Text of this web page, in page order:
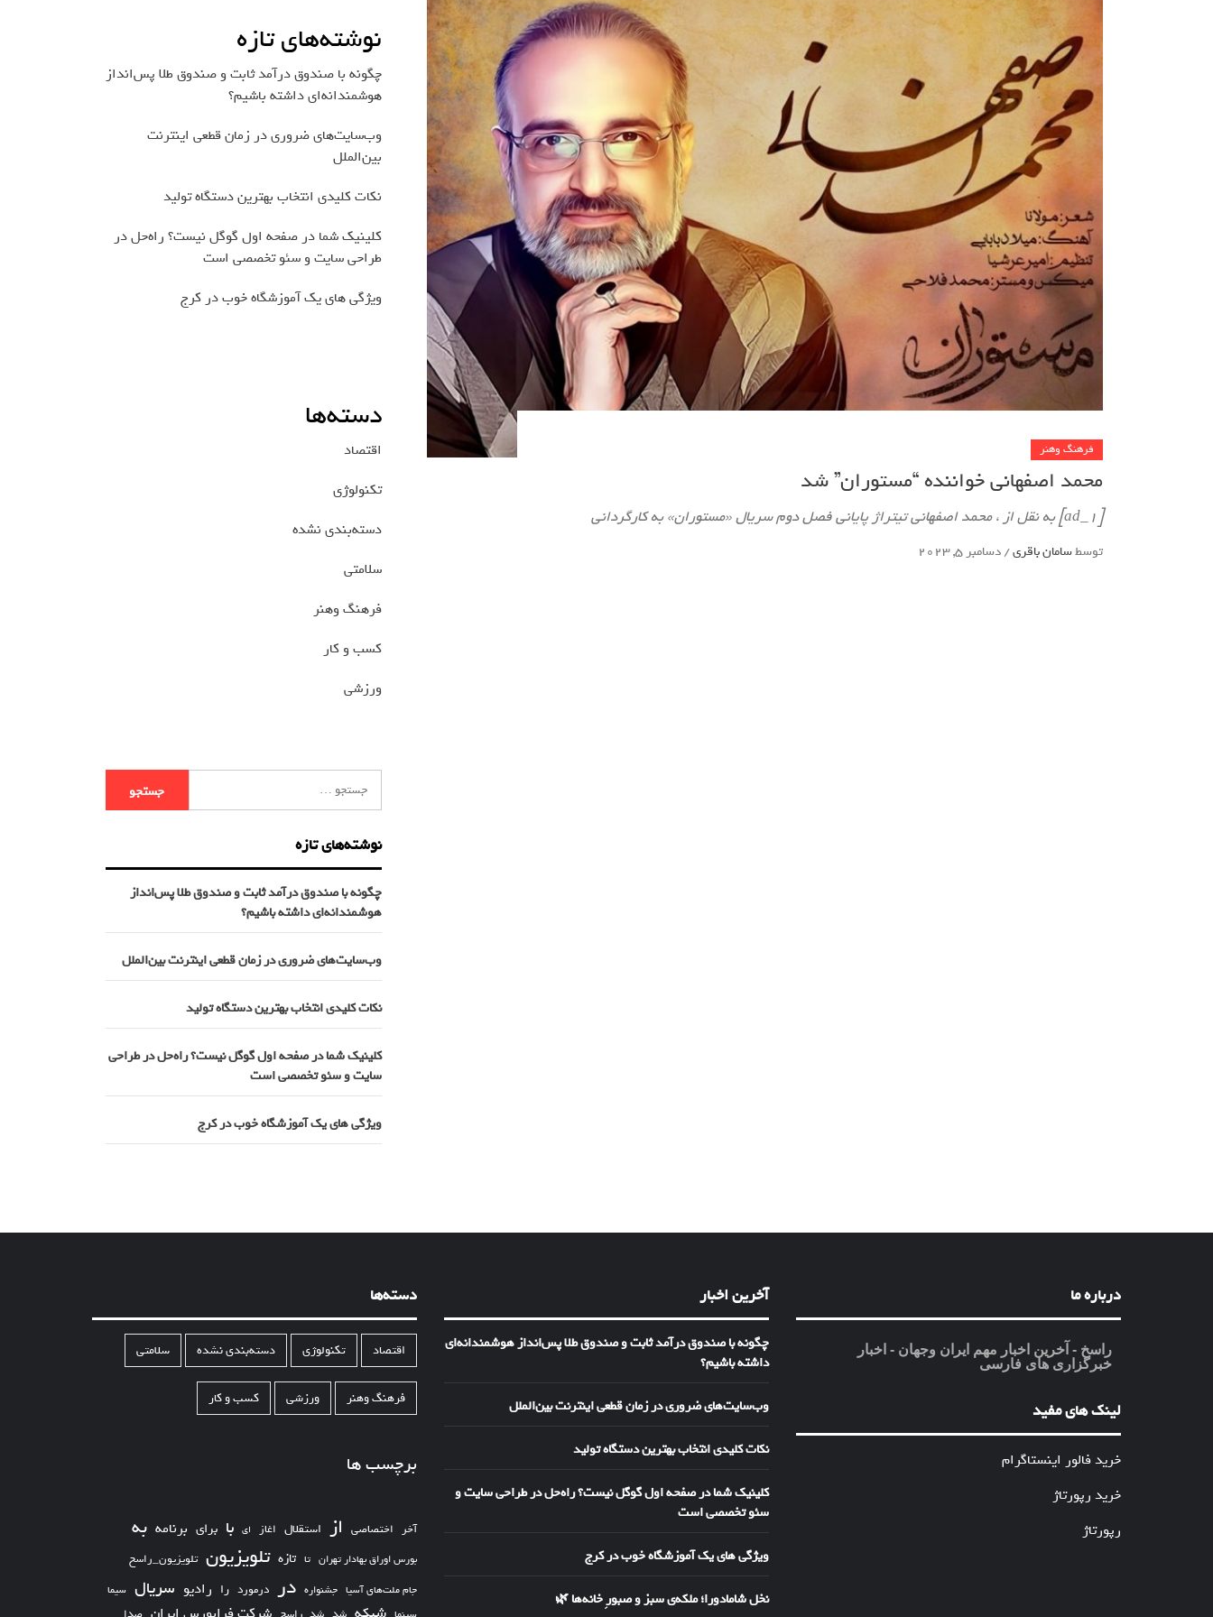
فرهنگ وهنر
محمد اصفهانی خواننده “مستوران” شد
[ad_1] به نقل از ، محمد اصفهانی تیتراژ پایانی فصل دوم سریال «مستوران» به کارگردانی
توسطسامان باقری/دسامبر 5, 2023
نوشته‌های تازه
چگونه با صندوق درآمد ثابت و صندوق طلا پس‌انداز
هوشمندانه‌ای داشته باشیم؟
وب‌سایت‌های ضروری در زمان قطعی اینترنت
بین‌الملل
نکات کلیدی انتخاب بهترین دستگاه تولید
کلینیک شما در صفحه اول گوگل نیست؟ راه‌حل در
طراحی سایت و سئو تخصصی است
ویژگی های یک آموزشگاه خوب در کرج
دسته‌ها
اقتصاد
تکنولوژی
دسته‌بندی نشده
سلامتی
فرهنگ وهنر
کسب و کار
ورزشی
نوشته‌های تازه
چگونه با صندوق درآمد ثابت و صندوق طلا پس‌انداز
هوشمندانه‌ای داشته باشیم؟
وب‌سایت‌های ضروری در زمان قطعی اینترنت بین‌الملل
نکات کلیدی انتخاب بهترین دستگاه تولید
کلینیک شما در صفحه اول گوگل نیست؟ راه‌حل در طراحی
سایت و سئو تخصصی است
ویژگی های یک آموزشگاه خوب در کرج
درباره ما
راسخ - آخرین اخبار مهم ایران وجهان - اخبار
خبرگزاری های فارسی
لینک های مفید
خرید فالور اینستاگرام
خرید رپورتاژ
رپورتاژ
آخرین اخبار
چگونه با صندوق درآمد ثابت و صندوق طلا پس‌انداز هوشمندانه‌ای
داشته باشیم؟
وب‌سایت‌های ضروری در زمان قطعی اینترنت بین‌الملل
نکات کلیدی انتخاب بهترین دستگاه تولید
کلینیک شما در صفحه اول گوگل نیست؟ راه‌حل در طراحی سایت و
سئو تخصصی است
ویژگی های یک آموزشگاه خوب در کرج
نخل شامادورا؛ ملکه‌ی سبز و صبورِ خانه‌ها 🌿
دسته‌ها
اقتصاد تکنولوژی دسته‌بندی نشده سلامتی
فرهنگ وهنر ورزشی کسب و کار
برچسب ها
آخر اختصاصی از استقلال اغاز ای با برای برنامه به
بورس اوراق بهادار تهران تا تازه تلویزیون تلویزیون_راسخ
جام ملت‌های آسیا جشنواره در درمورد را رادیو سریال سیما